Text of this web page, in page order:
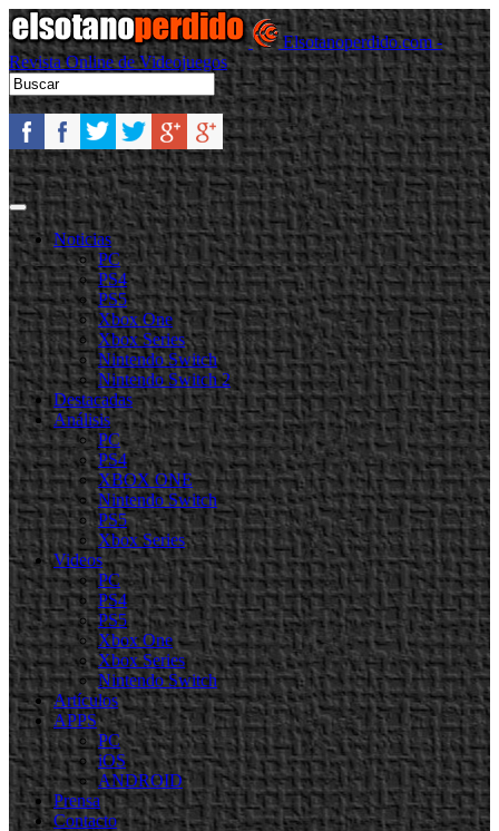
Elsotanoperdido.com -
Revista Online de Videojuegos
Noticias
PC
PS4
PS5
Xbox One
Xbox Series
Nintendo Switch
Nintendo Switch 2
Destacadas
Análisis
PC
PS4
XBOX ONE
Nintendo Switch
PS5
Xbox Series
Videos
PC
PS4
PS5
Xbox One
Xbox Series
Nintendo Switch
Artículos
APPS
PC
iOS
ANDROID
Prensa
Contacto